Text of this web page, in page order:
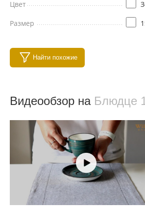
Цвет
Размер
Найти похожие
Видеообзор на Блюдце